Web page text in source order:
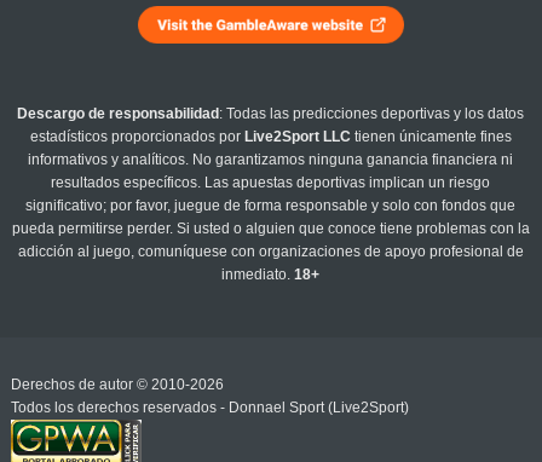
Descargo de responsabilidad : Todas las predicciones deportivas y los datos
estadísticos proporcionados por Live2Sport LLC tienen únicamente fines
informativos y analíticos. No garantizamos ninguna ganancia financiera ni
resultados específicos. Las apuestas deportivas implican un riesgo
significativo; por favor, juegue de forma responsable y solo con fondos que
pueda permitirse perder. Si usted o alguien que conoce tiene problemas con la
adicción al juego, comuníquese con organizaciones de apoyo profesional de
inmediato.18+
Derechos de autor © 2010-2026
Todos los derechos reservados - Donnael Sport (Live2Sport)